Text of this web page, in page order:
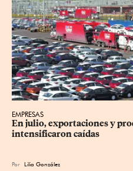
EMPRESAS
En julio, exportaciones y
intensificaron caídas
Por Lilia González